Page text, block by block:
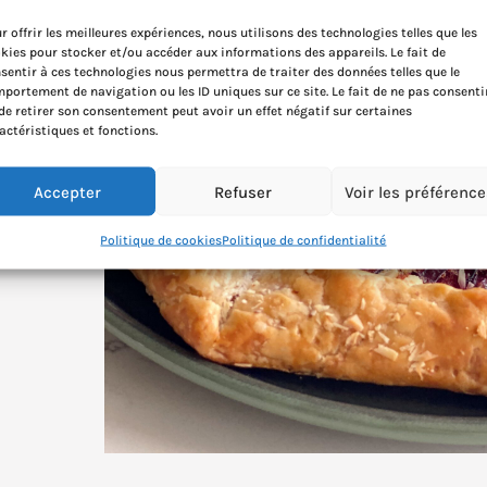
offrir les meilleures expériences, nous utilisons des technologies telles que les
pour stocker et/ou accéder aux informations des appareils. Le fait de
à ces technologies nous permettra de traiter des données telles que le
de navigation ou les ID uniques sur ce site. Le fait de ne pas
retirer son consentement peut avoir un effet négatif sur certaines
et fonctions.
Accepter Refuser Voir les
Politique de cookiesPolitique de confidentialité